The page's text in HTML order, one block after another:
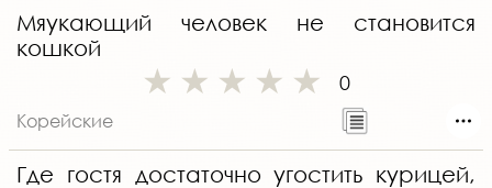
Мяукающий человек не становится
кошкой
0
Корейские
Где гостя достаточно угостить курицей,